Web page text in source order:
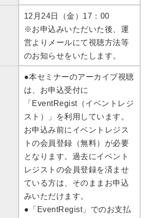
12月24日（金）17：00
※お申込みいただいた後、運
営よりメールにて視聴方法等
のお知らせをいたします。
●本セミナーのアーカイブ視聴
は、お申込受付に
「EventRegist（イベントレジ
スト）」を利用しています。
お申込み前にイベントレジス
トの会員登録（無料）が必要
となります。過去にイベント
レジストの会員登録を済ませ
ている方は、そのままお申込
みいただけます。
●「EventRegist」でのお支払